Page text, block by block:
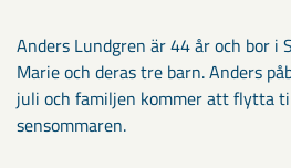
Anders Lundgren är 44 år och bor i
Marie och deras tre barn. Anders
juli och familjen kommer att flytta
sensommaren.